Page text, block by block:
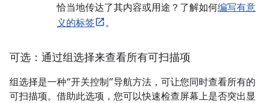
恰当地传达了其内容或用途？了解如何编写有意
义的标签
。
可选：通过组选择来查看所有可扫描项
组选择是一种“开关控制”导航方法，可让您同时查看所有的
可扫描项。借助此选项，您可以快速检查屏幕上是否突出显